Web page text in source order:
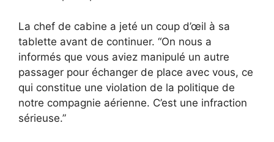
La chef de cabine a jeté un coup d’œil à sa
tablette avant de continuer. “On nous a
informés que vous aviez manipulé un autre
passager pour échanger de place avec vous, ce
qui constitue une violation de la politique de
notre compagnie aérienne. C’est une infraction
sérieuse.”